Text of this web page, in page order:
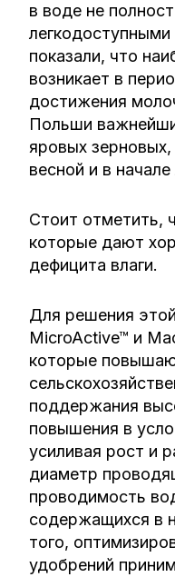
в воде не
показали, что
возникает в
достижения
Польши
яровых
весной и в начале
Стоит отметить,
которые дают
дефицита влаги.
Для решения
MicroActive™ и
которые
поддержания
повышения в
усиливая рост и
диаметр
проводимость
содержащихся в
того,
удобрений